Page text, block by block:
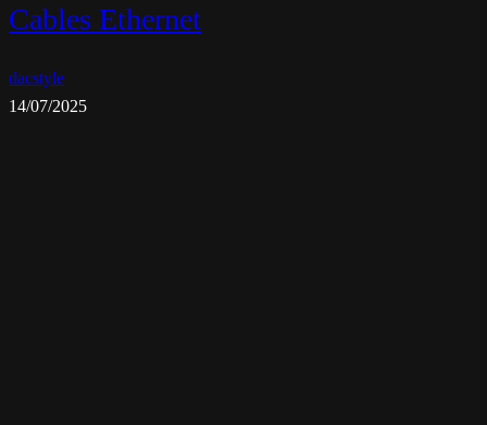
Cables Ethernet
dacstyle
14/07/2025